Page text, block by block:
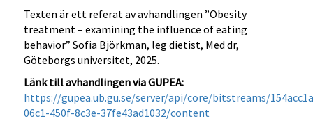
Texten är ett referat av avhandlingen ”Obesity
treatment – examining the influence of eating
behavior” Sofia Björkman, leg dietist, Med dr,
Göteborgs universitet, 2025.
Länk till avhandlingen via GUPEA:
https://gupea.ub.gu.se/server/api/core/bitstreams/
06c1-450f-8c3e-37fe43ad1032/content